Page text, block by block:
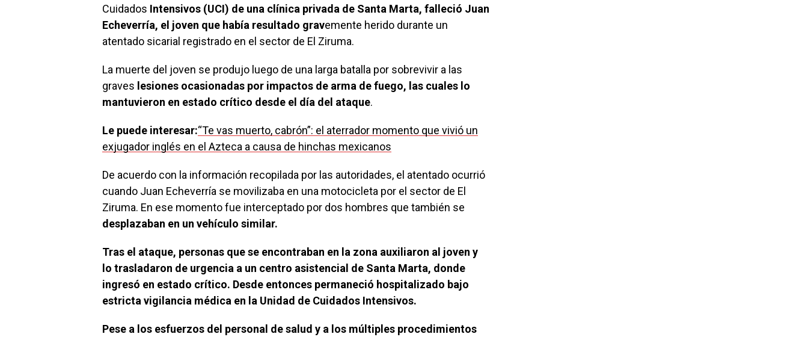
Cuidados Intensivos (UCI) de una clínica privada de Santa Marta, falleció Juan
Echeverría, el joven que había resultado gravemente herido durante un
atentado sicarial registrado en el sector de El Ziruma.
La muerte del joven se produjo luego de una larga batalla por sobrevivir a las
graves lesiones ocasionadas por impactos de arma de fuego, las cuales lo
mantuvieron en estado crítico desde el día del ataque.
Le puede interesar:“Te vas muerto, cabrón”: el aterrador momento que vivió un
exjugador inglés en el Azteca a causa de hinchas mexicanos
De acuerdo con la información recopilada por las autoridades, el atentado ocurrió
cuando Juan Echeverría se movilizaba en una motocicleta por el sector de El
Ziruma. En ese momento fue interceptado por dos hombres que también se
desplazaban en un vehículo similar.
Tras el ataque, personas que se encontraban en la zona auxiliaron al joven y
lo trasladaron de urgencia a un centro asistencial de Santa Marta, donde
ingresó en estado crítico. Desde entonces permaneció hospitalizado bajo
estricta vigilancia médica en la Unidad de Cuidados Intensivos.
Pese a los esfuerzos del personal de salud y a los múltiples procedimientos